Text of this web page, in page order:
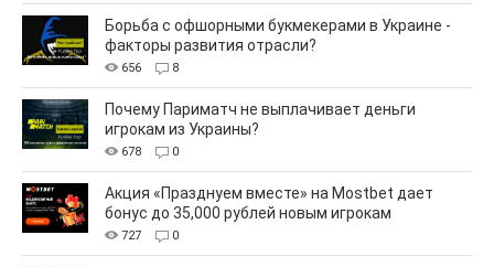
Борьба с офшорными букмекерами в Украине -
факторы развития отрасли?
656 8
Почему Париматч не выплачивает деньги
игрокам из Украины?
678 0
Акция «Празднуем вместе» на Mostbet дает
бонус до 35,000 рублей новым игрокам
727 0